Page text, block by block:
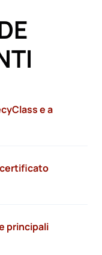
e a
principali